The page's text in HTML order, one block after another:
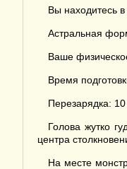
Вы находитесь
Астральная
Ваше
Время
Перезарядка:
Голова жутко
центра
На месте